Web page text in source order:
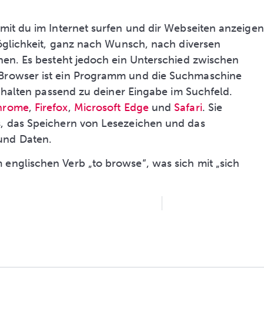
du im Internet surfen und dir Webseiten anzeigen
ganz nach Wunsch, nach diversen
Es besteht jedoch ein Unterschied zwischen
ist ein Programm und die Suchmaschine
passend zu deiner Eingabe im Suchfeld.
, Firefox, Microsoft Edgeund Safari. Sie
Speichern von Lesezeichen und das
Daten.
Verb „to browse“, was sich mit „sich